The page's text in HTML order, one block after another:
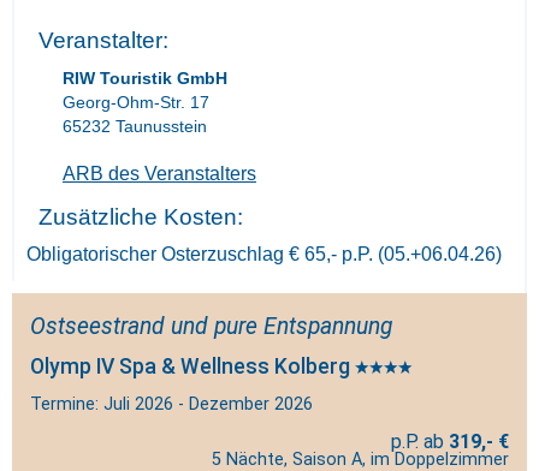
Veranstalter:
RIW Touristik GmbH
Georg-Ohm-Str. 17
65232 Taunusstein
ARB des Veranstalters
Zusätzliche Kosten:
Obligatorischer Osterzuschlag € 65,- p.P. (05.+06.04.26)
Ostseestrand und pure Entspannung
Olymp IV Spa & Wellness Kolberg
Termine: Juli 2026 - Dezember 2026
319,- €
5 Nächte, Saison A, im Doppelzimmer